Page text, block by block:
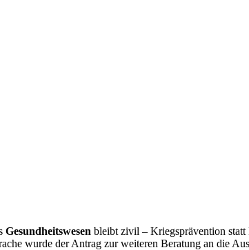
Gesundheitswesen bleibt zivil – Kriegsprävention
wurde der Antrag zur weiteren Beratung an die